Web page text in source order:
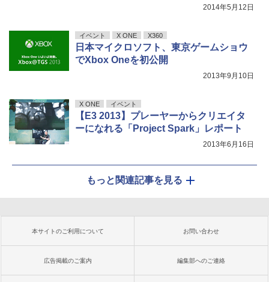
2014年5月12日
イベント X ONE X360
日本マイクロソフト、東京ゲームショウ
でXbox Oneを初公開
2013年9月10日
X ONE イベント
【E3 2013】プレーヤーからクリエイタ
ーになれる「Project Spark」レポート
2013年6月16日
もっと関連記事を見る
本サイトのご利用について お問い合わせ
広告掲載のご案内 編集部へのご連絡